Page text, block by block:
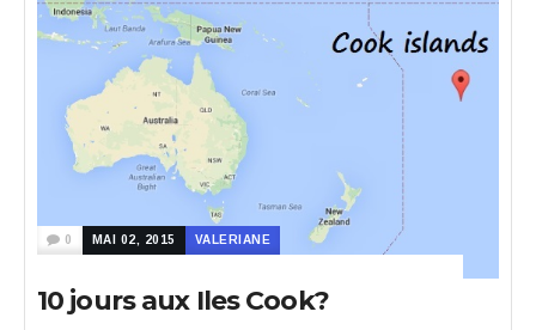
0 MAI 02, 2015 VALERIANE
10 jours aux Iles Cook?